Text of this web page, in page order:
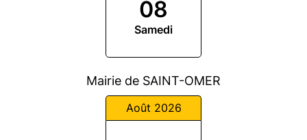
08
Samedi
Mairie de SAINT-OMER
Août 2026